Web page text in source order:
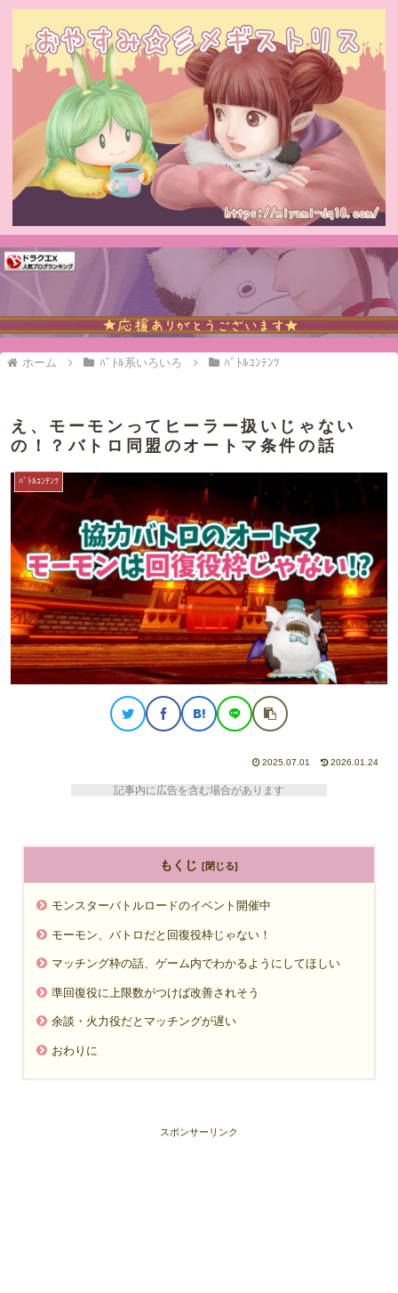
ホーム ﾊﾞﾄﾙ系いろいろ ﾊﾞﾄﾙｺﾝﾃﾝﾂ
え、モーモンってヒーラー扱いじゃない
の！？バトロ同盟のオートマ条件の話
ﾊﾞﾄﾙｺﾝﾃﾝﾂ
2025.07.01 2026.01.24
記事内に広告を含む場合があります
もくじ
モンスターバトルロードのイベント開催中
モーモン、バトロだと回復役枠じゃない！
マッチング枠の話、ゲーム内でわかるようにしてほしい
準回復役に上限数がつけば改善されそう
余談・火力役だとマッチングが遅い
おわりに
スポンサーリンク